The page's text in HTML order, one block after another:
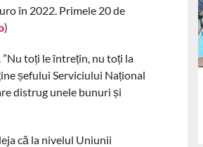
în 2022. Primele 20 de
)
toți le întrețin, nu toți la
șefului Serviciului Național
distrug unele bunuri și
că la nivelul Uniunii